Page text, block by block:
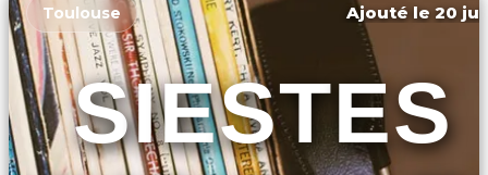
Toulouse Ajouté le 20
SIESTES